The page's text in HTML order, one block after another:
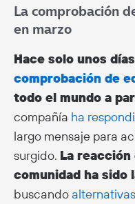
La comprobación
en marzo
Hace solo unos
comprobación de
todo el mundo a
compañía ha
largo mensaje para
surgido. La reacción
comunidad ha sido
buscando